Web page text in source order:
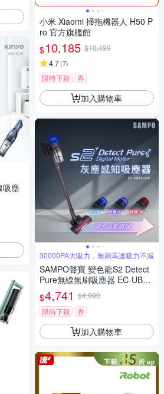
吸塵
小米 Xiaomi 掃拖機器人 H50 P
ro 官方旗艦館
$10,185 $10,499
4.7(7)
限時下殺 券
加入購物車
30000PA大吸力，無刷馬達吸力不減
SAMPO聲寶 變色龍S2 Detect
Pure無線無刷吸塵器 EC-UB30
UND
$4,741 $4,990
限時下殺
券
加入購物車